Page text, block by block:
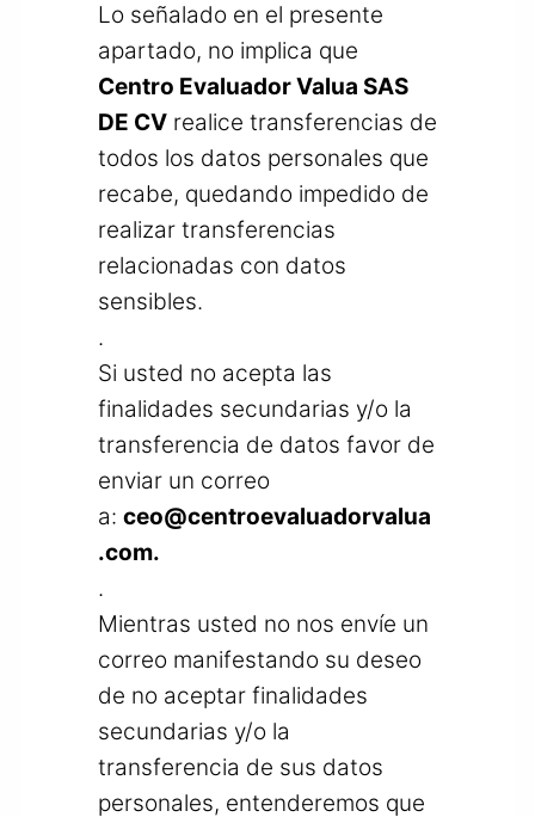
Lo señalado en el presente
apartado, no implica que
Centro Evaluador Valua SAS
DE CVrealice transferencias de
todos los datos personales que
recabe, quedando impedido de
realizar transferencias
relacionadas con datos
sensibles.
.
Si usted no acepta las
finalidades secundarias y/o la
transferencia de datos favor de
enviar un correo
a: ceo@centroevaluadorvalua
.com.
.
Mientras usted no nos envíe un
correo manifestando su deseo
de no aceptar finalidades
secundarias y/o la
transferencia de sus datos
personales, entenderemos que